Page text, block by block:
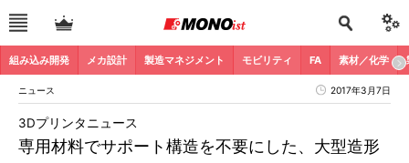
組み込み開発 メカ設計 製造マネジメント モビリティ FA 素材／化学
ニュース 2017年3月7日
専用材料でサポート構造を不要にした、大型造形
3Dプリンタニュース